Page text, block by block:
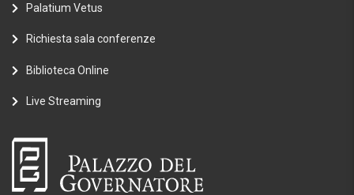
Palatium Vetus
Richiesta sala conferenze
Biblioteca Online
Live Streaming